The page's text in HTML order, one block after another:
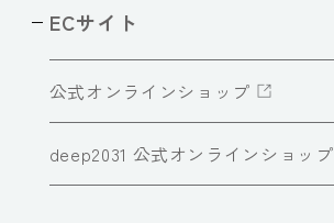
ECサイト
公式オンラインショップ
deep2031 公式オンラインショップ